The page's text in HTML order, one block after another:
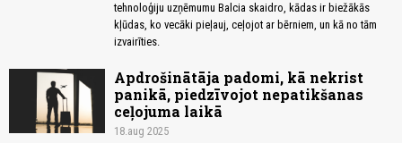
tehnoloģiju uzņēmumu Balcia skaidro, kādas ir biežākās
kļūdas, ko vecāki pieļauj, ceļojot ar bērniem, un kā no tām
izvairīties.
Apdrošinātāja padomi, kā nekrist
panikā, piedzīvojot nepatikšanas
ceļojuma laikā
18.aug 2025